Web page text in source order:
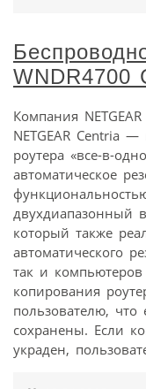
WNDR4700
Компания
NETGEAR Centria
роутера «все-в-
автоматическое
двухдиапазонный
который также
автоматического
так и
копирования
пользователю,
сохранены. Если
украден,